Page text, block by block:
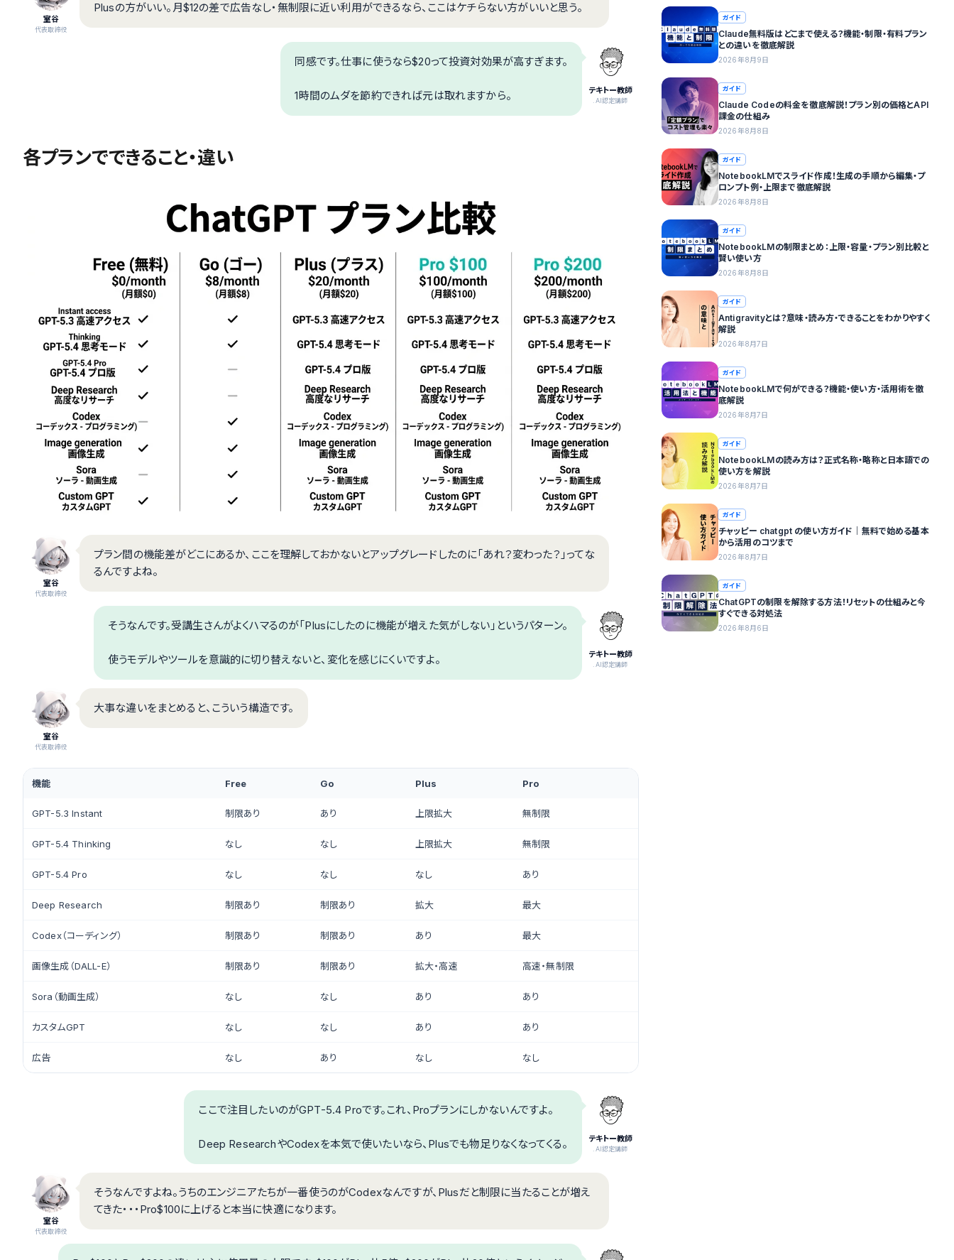
室谷
代表取締役
Plusの方がいい。月$12の差で広告なし・無制限に近い利用ができるなら、ここはケチらない方がいいと思う。
テキトー教師
.AI認定講師
同感です。仕事に使うなら$20って投資対効果が高すぎます。
1時間のムダを節約できれば元は取れますから。
各プランでできること・違い
室谷
代表取締役
プラン間の機能差がどこにあるか、ここを理解しておかないとアップグレードしたのに「あれ？変わった？」ってな
るんですよね。
テキトー教師
.AI認定講師
そうなんです。受講生さんがよくハマるのが「Plusにしたのに機能が増えた気がしない」というパターン。
使うモデルやツールを意識的に切り替えないと、変化を感じにくいですよ。
室谷
代表取締役
大事な違いをまとめると、こういう構造です。
機能 Free Go Plus Pro
GPT-5.3 Instant 制限あり あり 上限拡大 無制限
GPT-5.4 Thinking なし なし 上限拡大 無制限
GPT-5.4 Pro なし なし なし あり
Deep Research 制限あり 制限あり 拡大 最大
Codex（コーディング） 制限あり 制限あり あり 最大
画像生成（DALL-E） 制限あり 制限あり 拡大・高速 高速・無制限
Sora（動画生成） なし なし あり あり
カスタムGPT なし なし あり あり
広告 なし あり なし なし
テキトー教師
.AI認定講師
ここで注目したいのがGPT-5.4 Proです。これ、Proプランにしかないんですよ。
Deep ResearchやCodexを本気で使いたいなら、Plusでも物足りなくなってくる。
室谷
代表取締役
そうなんですよね。うちのエンジニアたちが一番使うのがCodexなんですが、Plusだと制限に当たることが増え
てきた・・・Pro$100に上げると本当に快適になります。
ガイド
Claude無料版はどこまで使える？機能・制限・有料プラン
との違いを徹底解説
2026年8月9日
ガイド
Claude Codeの料金を徹底解説！プラン別の価格とAPI
課金の仕組み
2026年8月8日
ガイド
NotebookLMでスライド作成！生成の手順から編集・プ
ロンプト例・上限まで徹底解説
2026年8月8日
ガイド
NotebookLMの制限まとめ：上限・容量・プラン別比較と
賢い使い方
2026年8月8日
ガイド
Antigravityとは？意味・読み方・できることをわかりやすく
解説
2026年8月7日
ガイド
NotebookLMで何ができる？機能・使い方・活用術を徹
底解説
2026年8月7日
ガイド
NotebookLMの読み方は？正式名称・略称と日本語での
使い方を解説
2026年8月7日
ガイド
チャッピー chatgpt の使い方ガイド｜無料で始める基本
から活用のコツまで
2026年8月7日
ガイド
ChatGPTの制限を解除する方法！リセットの仕組みと今
すぐできる対処法
2026年8月6日